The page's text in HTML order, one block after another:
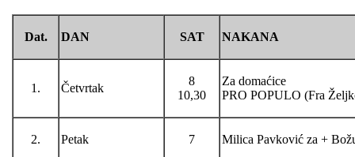
Dat. DAN SAT NAKANA
1. Četvrtak
8
10,30
Za domaćice
PRO POPULO (Fra
2. Petak 7 Milica Pavković za +